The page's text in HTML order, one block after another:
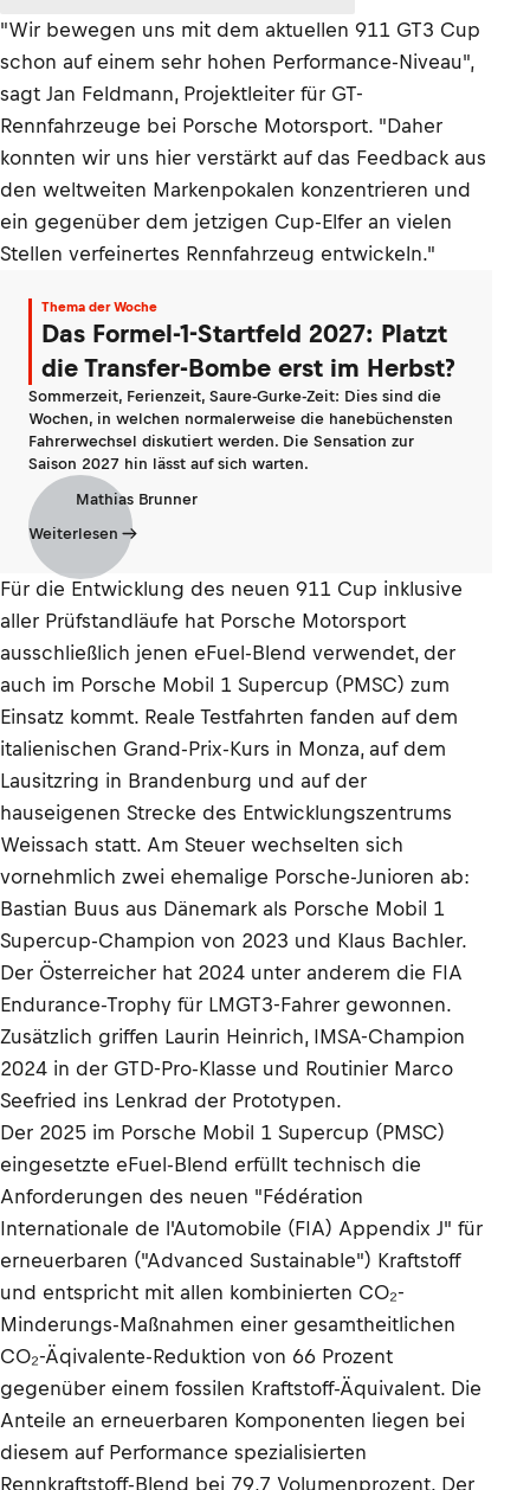
"Wir bewegen uns mit dem aktuellen 911 GT3 Cup
schon auf einem sehr hohen Performance-Niveau",
sagt Jan Feldmann, Projektleiter für GT-
Rennfahrzeuge bei Porsche Motorsport. "Daher
konnten wir uns hier verstärkt auf das Feedback aus
den weltweiten Markenpokalen konzentrieren und
ein gegenüber dem jetzigen Cup-Elfer an vielen
Stellen verfeinertes Rennfahrzeug entwickeln."
Thema der Woche
Das Formel-1-Startfeld 2027: Platzt
die Transfer-Bombe erst im Herbst?
Sommerzeit, Ferienzeit, Saure-Gurke-Zeit: Dies sind die
Wochen, in welchen normalerweise die hanebüchensten
Fahrerwechsel diskutiert werden. Die Sensation zur
Saison 2027 hin lässt auf sich warten.
Mathias Brunner
Weiterlesen
Für die Entwicklung des neuen 911 Cup inklusive
aller Prüfstandläufe hat Porsche Motorsport
ausschließlich jenen eFuel-Blend verwendet, der
auch im Porsche Mobil 1 Supercup (PMSC) zum
Einsatz kommt. Reale Testfahrten fanden auf dem
italienischen Grand-Prix-Kurs in Monza, auf dem
Lausitzring in Brandenburg und auf der
hauseigenen Strecke des Entwicklungszentrums
Weissach statt. Am Steuer wechselten sich
vornehmlich zwei ehemalige Porsche-Junioren ab:
Bastian Buus aus Dänemark als Porsche Mobil 1
Supercup-Champion von 2023 und Klaus Bachler.
Der Österreicher hat 2024 unter anderem die FIA
Endurance-Trophy für LMGT3-Fahrer gewonnen.
Zusätzlich griffen Laurin Heinrich, IMSA-Champion
2024 in der GTD-Pro-Klasse und Routinier Marco
Seefried ins Lenkrad der Prototypen.
Der 2025 im Porsche Mobil 1 Supercup (PMSC)
eingesetzte eFuel-Blend erfüllt technisch die
Anforderungen des neuen "Fédération
Internationale de l'Automobile (FIA) Appendix J" für
erneuerbaren ("Advanced Sustainable") Kraftstoff
und entspricht mit allen kombinierten CO₂-
Minderungs-Maßnahmen einer gesamtheitlichen
CO₂-Äqivalente-Reduktion von 66 Prozent
gegenüber einem fossilen Kraftstoff-Äquivalent. Die
Anteile an erneuerbaren Komponenten liegen bei
diesem auf Performance spezialisierten
Rennkraftstoff-Blend bei 79,7 Volumenprozent. Der